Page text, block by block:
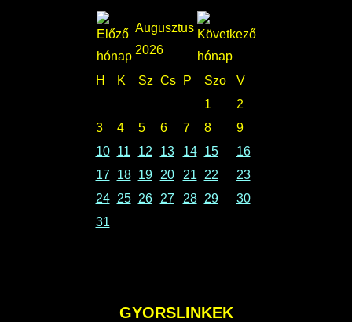
Augusztus
2026
H K Sz Cs P Szo
V
1
2
3
4 5 6 7 8
9
10
11 12 13 14 15
16
17
18 19 20 21 22
23
24
25 26 27 28 29
30
31
GYORSLINKEK